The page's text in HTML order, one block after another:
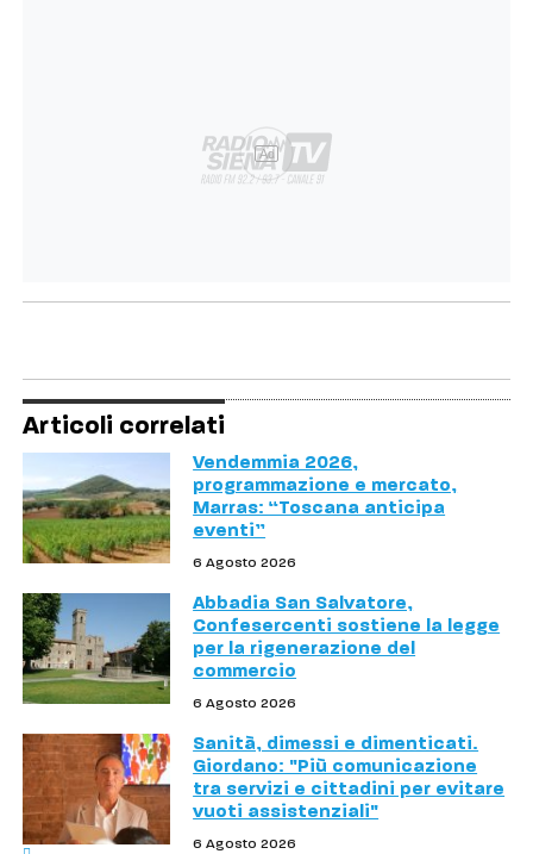
Ad
Articoli correlati
Vendemmia 2026,
programmazione e mercato,
Marras: “Toscana anticipa
eventi”
6 Agosto 2026
Abbadia San Salvatore,
Confesercenti sostiene la legge
per la rigenerazione del
commercio
6 Agosto 2026
Sanità, dimessi e dimenticati.
Giordano: "Più comunicazione
tra servizi e cittadini per evitare
vuoti assistenziali"
6 Agosto 2026